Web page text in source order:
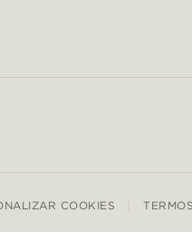
COOKIES